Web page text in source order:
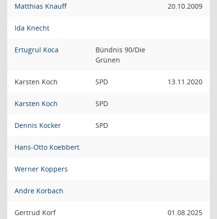
Matthias Knauff 20.10.2009
Ida Knecht
Ertugrul Koca
Bündnis 90/Die
Grünen
Karsten Koch SPD 13.11.2020
Karsten Koch SPD
Dennis Kocker SPD
Hans-Otto Koebbert
Werner Koppers
Andre Korbach
Gertrud Korf 01.08.2025